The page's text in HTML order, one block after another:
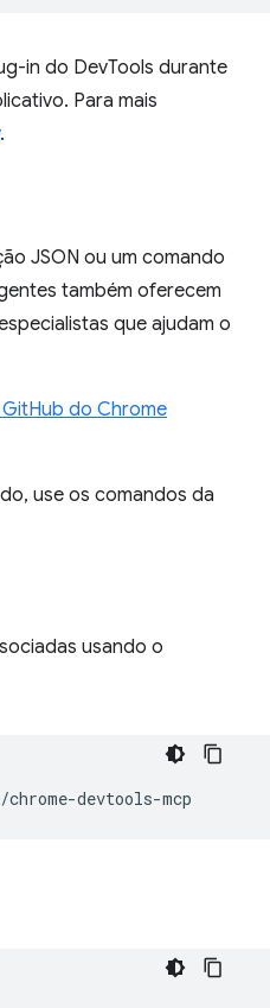
in do DevTools durante
Para mais
.
JSON ou um comando
também oferecem
que ajudam o
do Chrome
use os comandos da
usando o